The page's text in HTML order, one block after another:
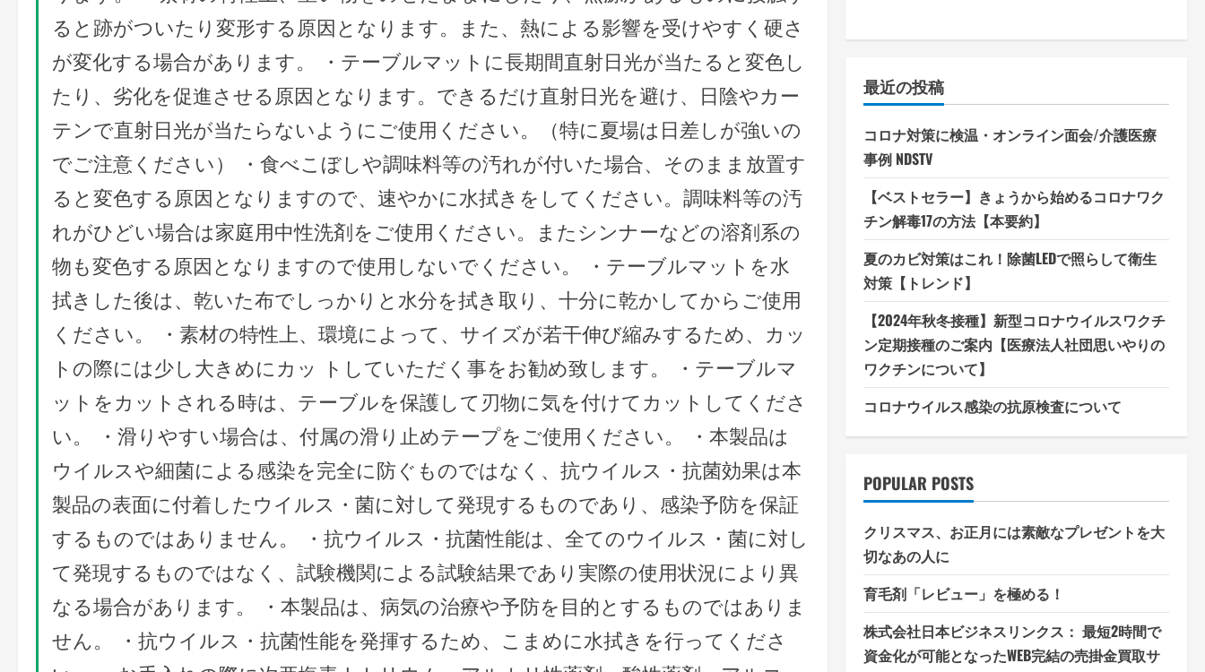
ると跡がついたり変形する原因となります。また、熱による影響を受けやすく硬さ
が変化する場合があります。 ・テーブルマットに長期間直射日光が当たると変色し
たり、劣化を促進させる原因となります。できるだけ直射日光を避け、日陰やカー
テンで直射日光が当たらないようにご使用ください。（特に夏場は日差しが強いの
でご注意ください） ・食べこぼしや調味料等の汚れが付いた場合、そのまま放置す
ると変色する原因となりますので、速やかに水拭きをしてください。調味料等の汚
れがひどい場合は家庭用中性洗剤をご使用ください。またシンナーなどの溶剤系の
物も変色する原因となりますので使用しないでください。 ・テーブルマットを水
拭きした後は、乾いた布でしっかりと水分を拭き取り、十分に乾かしてからご使用
ください。 ・素材の特性上、環境によって、サイズが若干伸び縮みするため、カッ
トの際には少し大きめにカッ トしていただく事をお勧め致します。 ・テーブルマ
ットをカットされる時は、テーブルを保護して刃物に気を付けてカットしてくださ
い。 ・滑りやすい場合は、付属の滑り止めテープをご使用ください。 ・本製品は
ウイルスや細菌による感染を完全に防ぐものではなく、抗ウイルス・抗菌効果は本
製品の表面に付着したウイルス・菌に対して発現するものであり、感染予防を保証
するものではありません。 ・抗ウイルス・抗菌性能は、全てのウイルス・菌に対し
て発現するものではなく、試験機関による試験結果であり実際の使用状況により異
なる場合があります。 ・本製品は、病気の治療や予防を目的とするものではありま
せん。 ・抗ウイルス・抗菌性能を発揮するため、こまめに水拭きを行ってくださ
最近の投稿
コロナ対策に検温・オンライン面会/介護医療
事例 NDSTV
【ベストセラー】きょうから始めるコロナワク
チン解毒17の方法【本要約】
夏のカビ対策はこれ！除菌LEDで照らして衛生
対策【トレンド】
【2024年秋冬接種】新型コロナウイルスワクチ
ン定期接種のご案内【医療法人社団思いやりの
ワクチンについて】
コロナウイルス感染の抗原検査について
POPULAR POSTS
クリスマス、お正月には素敵なプレゼントを大
切なあの人に
育毛剤「レビュー」を極める！
株式会社日本ビジネスリンクス： 最短2時間で
資金化が可能となったWEB完結の売掛金買取サ